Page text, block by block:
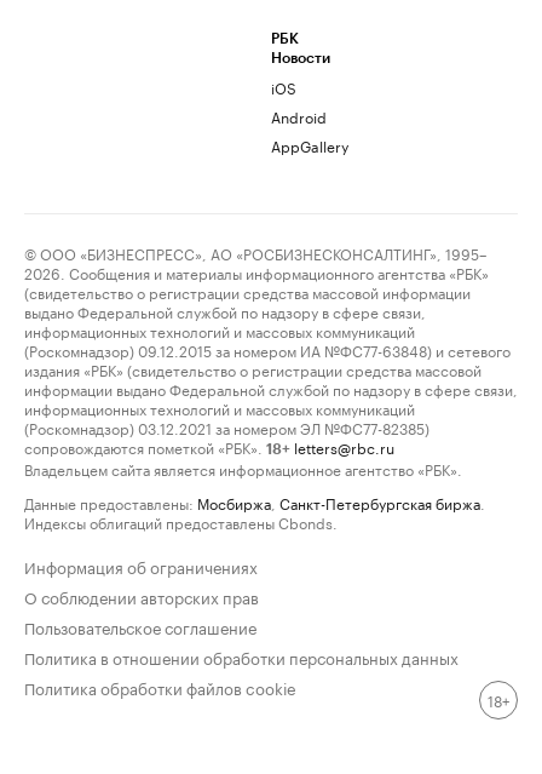
РБК
Новости
iOS
Android
AppGallery
© ООО «БИЗНЕСПРЕСС», АО «РОСБИЗНЕСКОНСАЛТИНГ», 1995–
2026. Сообщения и материалы информационного агентства «РБК»
(свидетельство о регистрации средства массовой информации
выдано Федеральной службой по надзору в сфере связи,
информационных технологий и массовых коммуникаций
(Роскомнадзор) 09.12.2015 за номером ИА №ФС77-63848) и сетевого
издания «РБК» (свидетельство о регистрации средства массовой
информации выдано Федеральной службой по надзору в сфере связи,
информационных технологий и массовых коммуникаций
(Роскомнадзор) 03.12.2021 за номером ЭЛ №ФС77-82385)
сопровождаются пометкой «РБК».
18+ letters@rbc.ru
Владельцем сайта является информационное агентство «РБК».
Данные предоставлены: Мосбиржа Санкт-Петербургская биржа
Индексы облигаций предоставлены Cbonds.
Информация об ограничениях
О соблюдении авторских прав
Пользовательское соглашение
Политика в отношении обработки персональных данных
Политика обработки файлов cookie
18+